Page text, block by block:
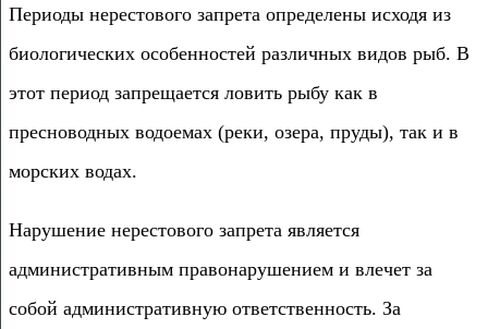
Периоды нерестового запрета определены исходя из
биологических особенностей различных видов рыб. В
этот период запрещается ловить рыбу как в
пресноводных водоемах (реки, озера, пруды), так и в
морских водах.
Нарушение нерестового запрета является
административным правонарушением и влечет за
собой административную ответственность. За